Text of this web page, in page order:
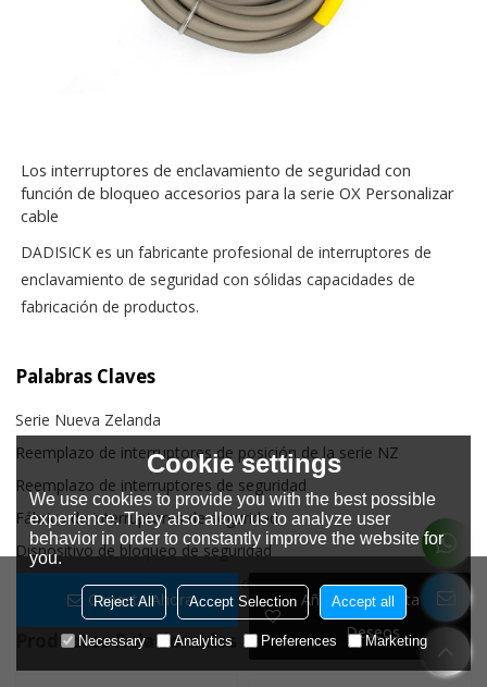
Conecta Ahora
Añadir A La Lista De
Deseos
Los interruptores de enclavamiento de seguridad con
función de bloqueo accesorios para la serie OX Personalizar
cable
DADISICK es un fabricante profesional de interruptores de
enclavamiento de seguridad con sólidas capacidades de
fabricación de productos.
Palabras Claves
Serie Nueva Zelanda
Reemplazo de interruptores de posición de la serie NZ
Reemplazo de interruptores de seguridad
Fábrica de interruptores de seguridad
Dispositivo de bloqueo de seguridad
Interruptores de enclavamiento de seguridad para máquinas
Productos Relacionados
Cookie settings
We use cookies to provide you with the best possible
experience. They also allow us to analyze user
behavior in order to constantly improve the website for
you.
Reject All Accept Selection Accept all
Necessary Analytics Preferences Marketing